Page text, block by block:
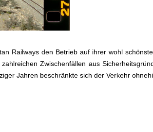
Railways den Betrieb auf ihrer wohl
Zwischenfällen aus
Jahren beschränkte sich der Verkehr